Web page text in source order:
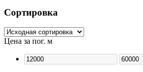
Сортировка
Цена за пог. м